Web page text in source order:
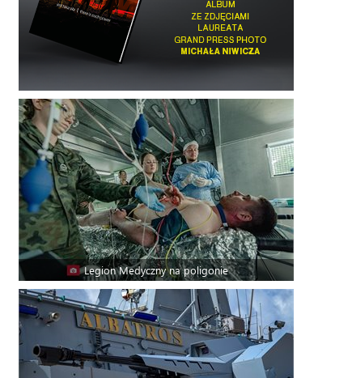
Legion Medyczny na poligonie